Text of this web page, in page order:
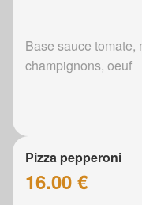
Base sauce tomate,
champignons, oeuf
Pizza pepperoni
16.00 €